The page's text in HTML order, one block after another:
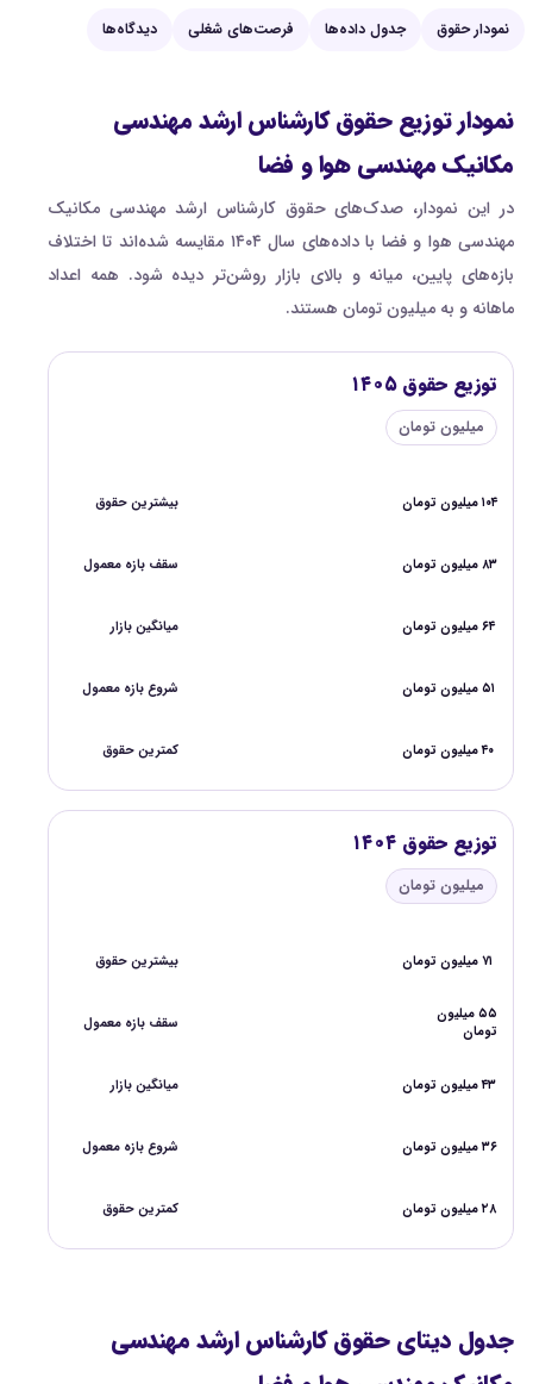
نمودار حقوق جدول داده‌ها فرصت‌های شغلی دیدگاه‌ها
نمودار توزیع حقوق کارشناس ارشد مهندسی
مکانیک مهندسی هوا و فضا
در این نمودار، صدک‌های حقوق کارشناس ارشد مهندسی مکانیک
مهندسی هوا و فضا با داده‌های سال ۱۴۰۴ مقایسه شده‌اند تا اختلاف
بازه‌های پایین، میانه و بالای بازار روشن‌تر دیده شود. همه اعداد
ماهانه و به میلیون تومان هستند.
توزیع حقوق ۱۴۰۵
میلیون تومان
بیشترین حقوق ۱۰۴ میلیون تومان
سقف بازه معمول ۸۳ میلیون تومان
میانگین بازار ۶۴ میلیون تومان
شروع بازه معمول ۵۱ میلیون تومان
کمترین حقوق ۴۰ میلیون تومان
توزیع حقوق ۱۴۰۴
میلیون تومان
بیشترین حقوق ۷۱ میلیون تومان
سقف بازه معمول
۵۵ میلیون
تومان
میانگین بازار ۴۳ میلیون تومان
شروع بازه معمول ۳۶ میلیون تومان
کمترین حقوق ۲۸ میلیون تومان
جدول دیتای حقوق کارشناس ارشد مهندسی